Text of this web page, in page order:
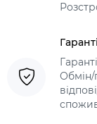
Обмін/